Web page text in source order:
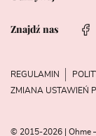
Znajdź nas
REGULAMIN
ZMIANA USTAWIEŃ
© 2015-2026 | Ohme